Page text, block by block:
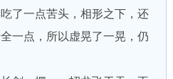
一点苦头，相形之下，还
一点，所以虚晃了一晃，仍